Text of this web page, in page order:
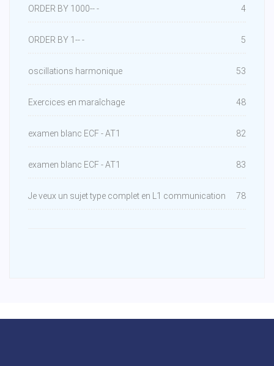
ORDER BY 1000-- - 4
ORDER BY 1-- - 5
oscillations harmonique 53
Exercices en maraîchage 48
examen blanc ECF - AT1 82
examen blanc ECF - AT1 83
Je veux un sujet type complet en L1 communication 78